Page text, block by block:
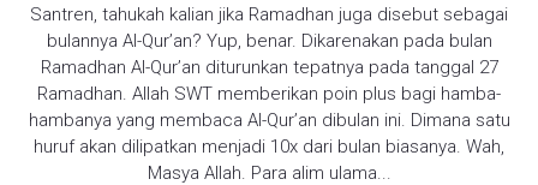
Santren, tahukah kalian jika Ramadhan juga disebut sebagai
bulannya Al-Qur’an? Yup, benar. Dikarenakan pada bulan
Ramadhan Al-Qur’an diturunkan tepatnya pada tanggal 27
Ramadhan. Allah SWT memberikan poin plus bagi hamba-
hambanya yang membaca Al-Qur’an dibulan ini. Dimana satu
huruf akan dilipatkan menjadi 10x dari bulan biasanya. Wah,
Masya Allah. Para alim ulama...